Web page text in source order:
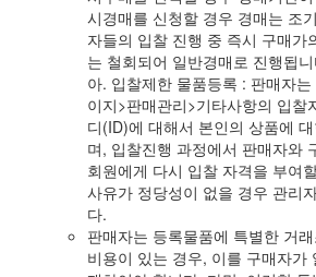
시경매를 신청할 경우 경매는 조
자들의 입찰 진행 중 즉시 구매가
는 철회되어 일반경매로 진행됩
아. 입찰제한 물품등록 : 판매자
이지>판매관리>기타사항의 입찰
디(ID)에 대해서 본인의 상품에
며, 입찰진행 과정에서 판매자와
회원에게 다시 입찰 자격을 부여
사유가 정당성이 없을 경우 관리
다.
판매자는 등록물품에 특별한 거
비용이 있는 경우, 이를 구매자가